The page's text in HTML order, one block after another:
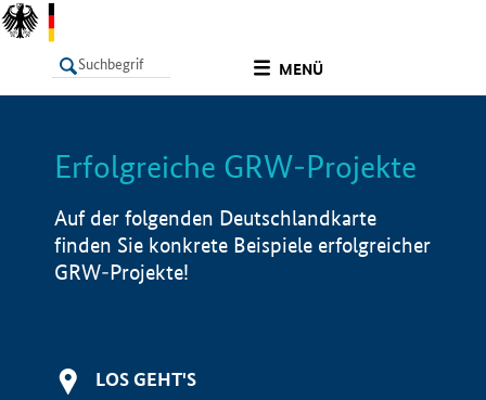
MENÜ
LISTE Info
Erfolgreiche GRW-Projekte
Auf der folgenden Deutschlandkarte
finden Sie konkrete Beispiele erfolgreicher
GRW-Projekte!
LOS GEHT'S